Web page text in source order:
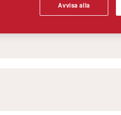
Avvisa alla